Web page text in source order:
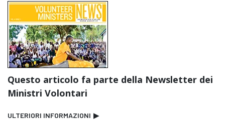
Questo articolo fa parte della Newsletter dei
Ministri Volontari
ULTERIORI INFORMAZIONI ▶